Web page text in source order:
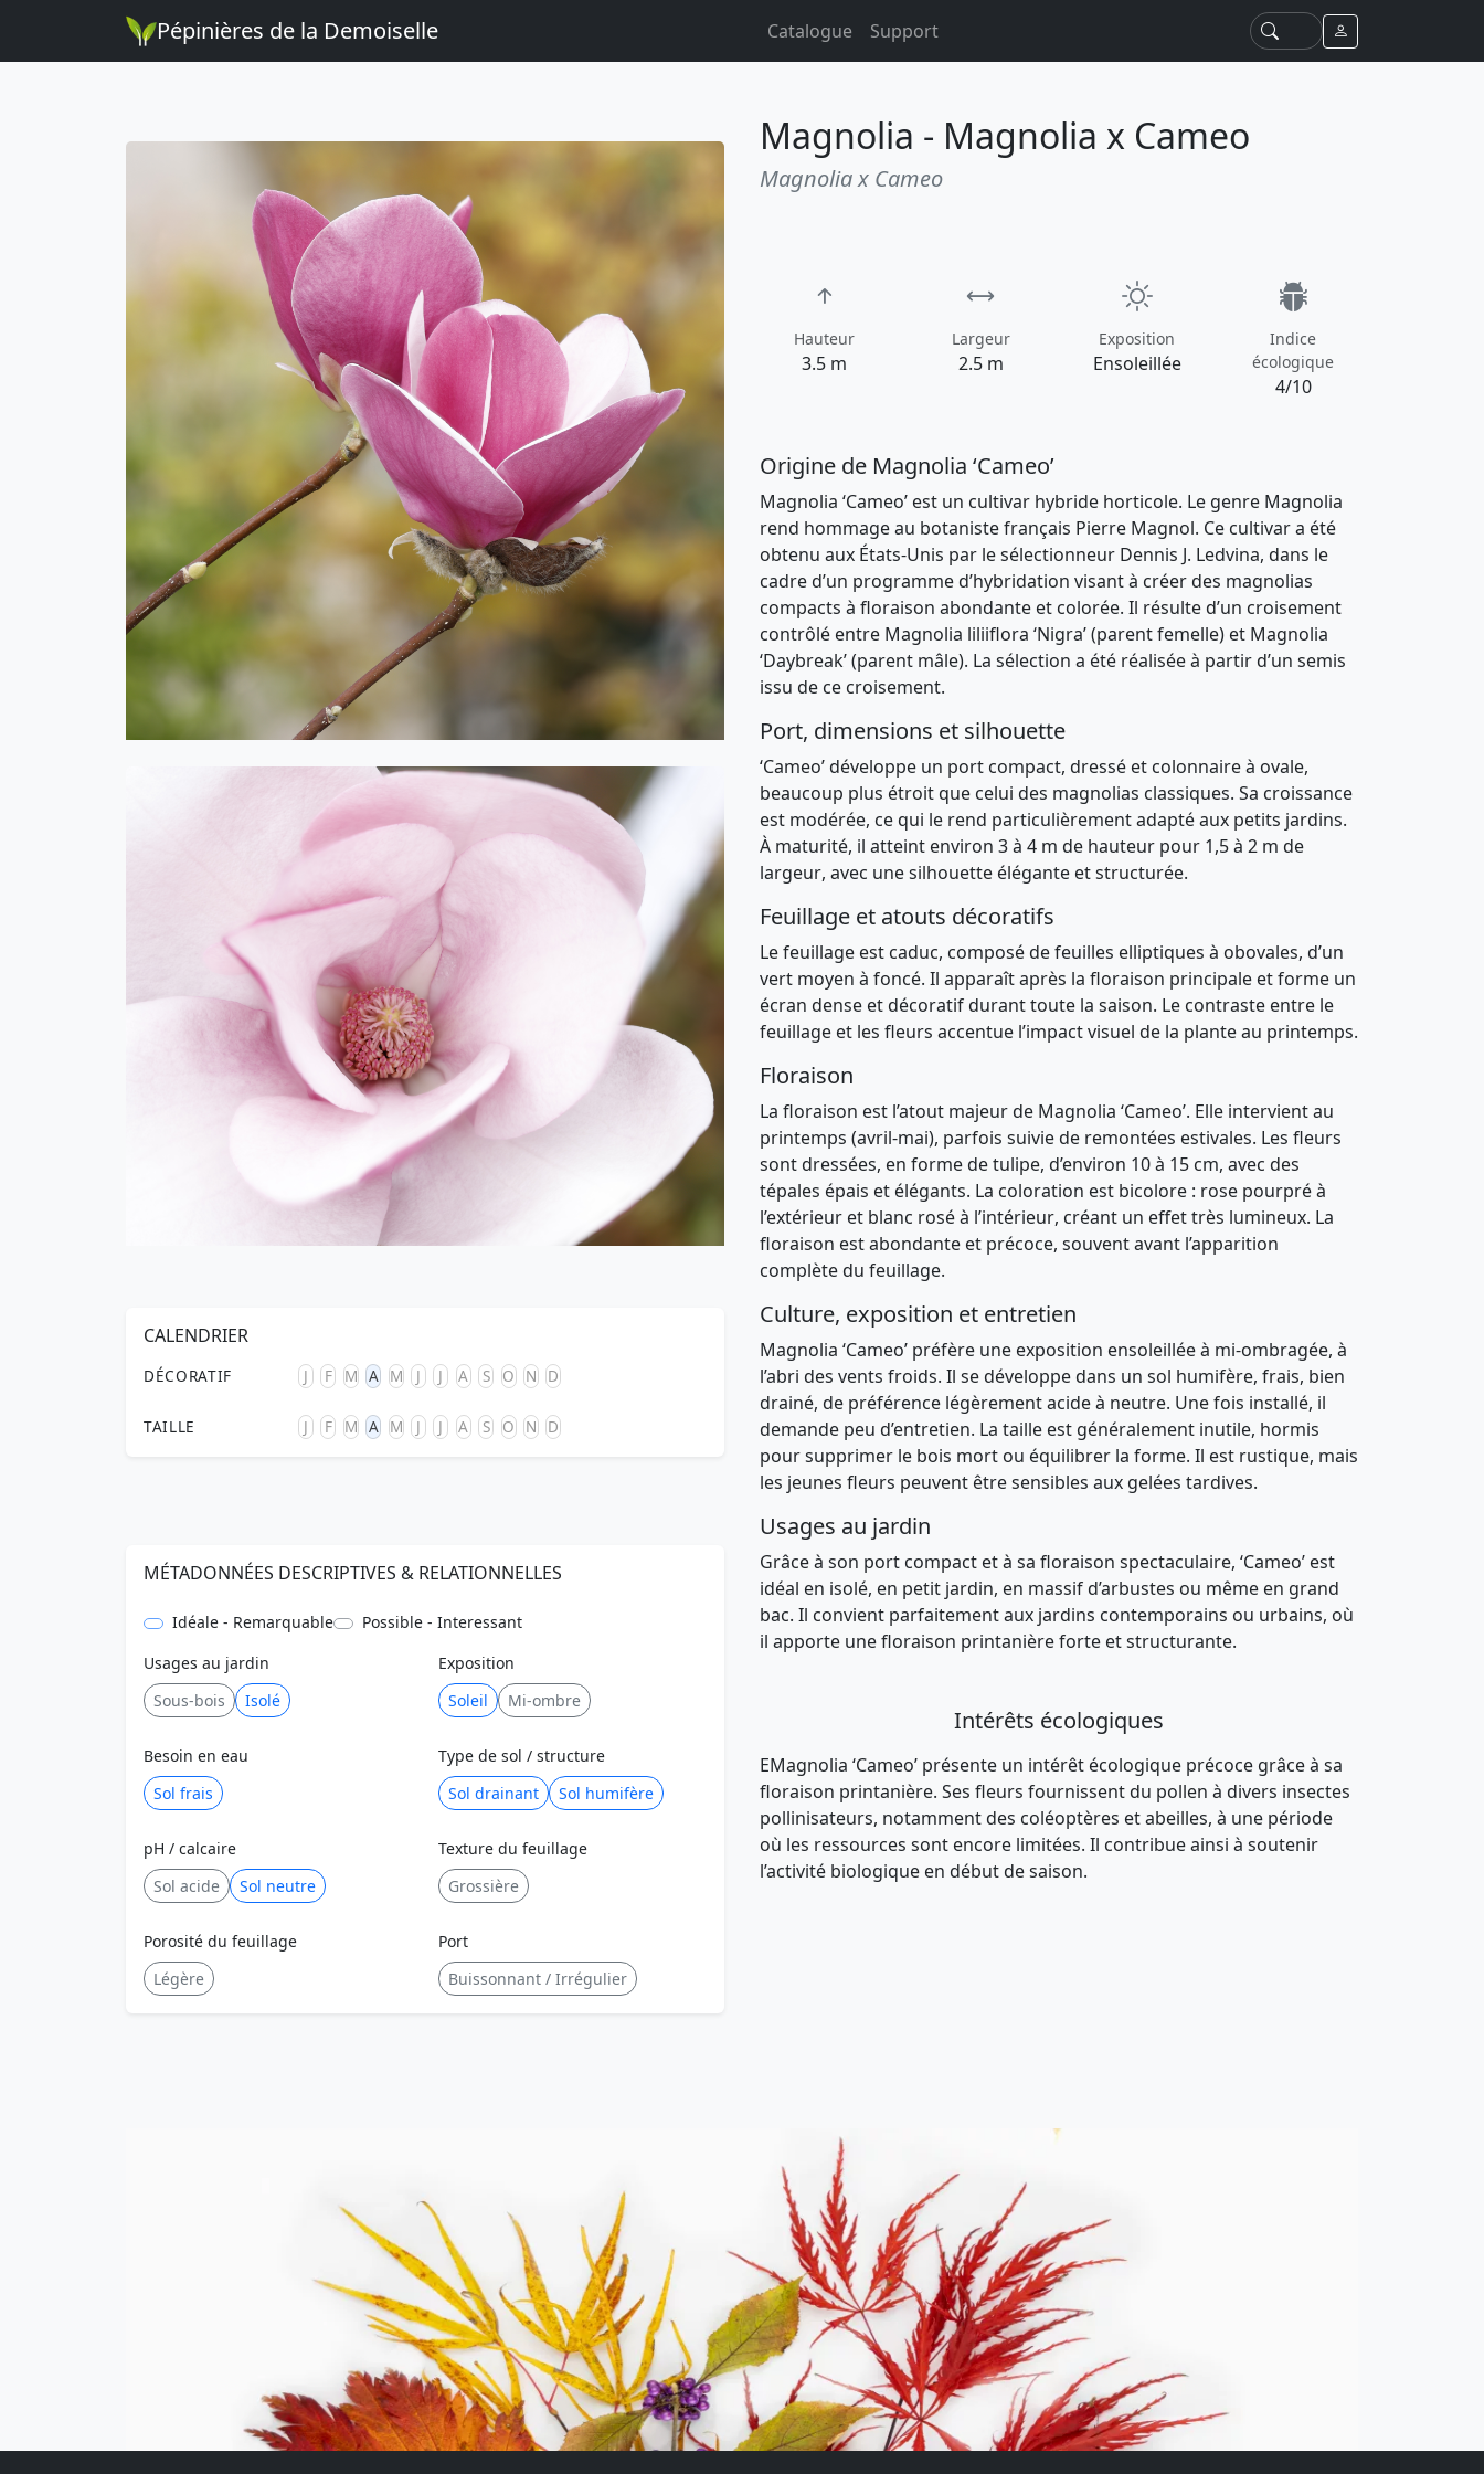
Pépinières de la Demoiselle Catalogue Support
CALENDRIER
DÉCORATIF J F M A M J J A S O N D
TAILLE J F M A M J J A S O N D
MÉTADONNÉES DESCRIPTIVES & RELATIONNELLES
Idéale - Remarquable
Possible - Interessant
Usages au jardin
Sous-bois
Isolé
Exposition
Soleil
Mi-ombre
Besoin en eau
Sol frais
Type de sol / structure
Sol drainant
Sol humifère
pH / calcaire
Sol acide
Sol neutre
Texture du feuillage
Grossière
Porosité du feuillage
Légère
Port
Buissonnant / Irrégulier
Magnolia - Magnolia x Cameo
Magnolia x Cameo
Hauteur
3.5 m
Largeur
2.5 m
Exposition
Ensoleillée
Indice
écologique
4/10
Origine de Magnolia ‘Cameo’
Magnolia ‘Cameo’ est un cultivar hybride horticole. Le genre Magnolia
rend hommage au botaniste français Pierre Magnol. Ce cultivar a été
obtenu aux États-Unis par le sélectionneur Dennis J. Ledvina, dans le
cadre d’un programme d’hybridation visant à créer des magnolias
compacts à floraison abondante et colorée. Il résulte d’un croisement
contrôlé entre Magnolia liliiflora ‘Nigra’ (parent femelle) et Magnolia
‘Daybreak’ (parent mâle). La sélection a été réalisée à partir d’un semis
issu de ce croisement.
Port, dimensions et silhouette
‘Cameo’développe un port compact, dressé et colonnaire à ovale,
beaucoup plus étroit que celui des magnolias classiques. Sa croissance
est modérée, ce qui le rend particulièrement adapté aux petits jardins.
À maturité, il atteint environ 3 à 4 m de hauteur pour 1,5 à 2 m de
largeur, avec une silhouette élégante et structurée.
Feuillage et atouts décoratifs
Le feuillage est caduc, composé de feuilles elliptiques à obovales, d’un
vert moyen à foncé. Il apparaît après la floraison principale et forme un
écran dense et décoratif durant toute la saison. Le contraste entre le
feuillage et les fleurs accentue l’impact visuel de la plante au printemps.
Floraison
La floraison est l’atout majeur de Magnolia ‘Cameo’. Elle intervient au
printemps (avril-mai), parfois suivie de remontées estivales. Les fleurs
sontdressées, en forme de tulipe, d’environ 10 à 15 cm, avec des
tépales épais et élégants. La coloration est bicolore : rose pourpré à
l’extérieur et blanc rosé à l’intérieur, créant un effet très lumineux. La
floraison estabondante et précoce, souvent avant l’apparition
complète du feuillage.
Culture, exposition et entretien
Magnolia ‘Cameo’ préfère une exposition ensoleillée à mi-ombragée, à
l’abri des vents froids. Il se développe dans un sol humifère, frais, bien
drainé, de préférence légèrement acide à neutre. Une fois installé, il
demande peu d’entretien. La taille est généralement inutile, hormis
pour supprimer le bois mort ou équilibrer la forme. Il est rustique, mais
les jeunes fleurs peuvent être sensibles aux gelées tardives.
Usages au jardin
Grâce à son port compact et à sa floraison spectaculaire, ‘Cameo’ est
idéal en isolé, en petit jardin, en massif d’arbustes ou même en grand
bac. Il convient parfaitement aux jardins contemporains ou urbains, où
il apporte unefloraison printanière forte et structurante.
Intérêts écologiques
EMagnolia ‘Cameo’ présente un intérêt écologique précoce grâce à sa
floraison printanière. Ses fleurs fournissent du pollen à divers insectes
pollinisateurs, notamment des coléoptères et abeilles, à une période
où les ressources sont encore limitées. Il contribue ainsi à soutenir
l’activité biologique en début de saison.